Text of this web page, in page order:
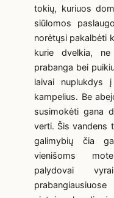
tokių, kuriuos
siūlomos
norėtųsi pakalbėti
kurie dvelkia,
prabanga bei
laivai nuplukdys
kampelius. Be
susimokėti gana
verti. Šis vandens
galimybių čia
vienišoms
palydovai